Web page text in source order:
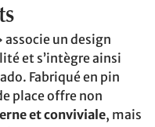
un design
et s’intègre ainsi
Fabriqué en pin
place offre non
et conviviale, mais